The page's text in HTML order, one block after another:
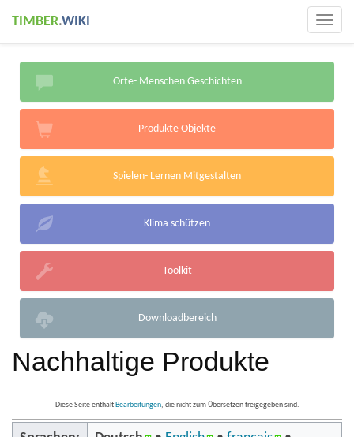
TIMBER.WIKI
Orte- Menschen Geschichten
Produkte Objekte
Spielen- Lernen Mitgestalten
Klima schützen
Toolkit
Downloadbereich
Nachhaltige Produkte
Diese Seite enthält Bearbeitungen, die nicht zum Übersetzen freigegeben sind.